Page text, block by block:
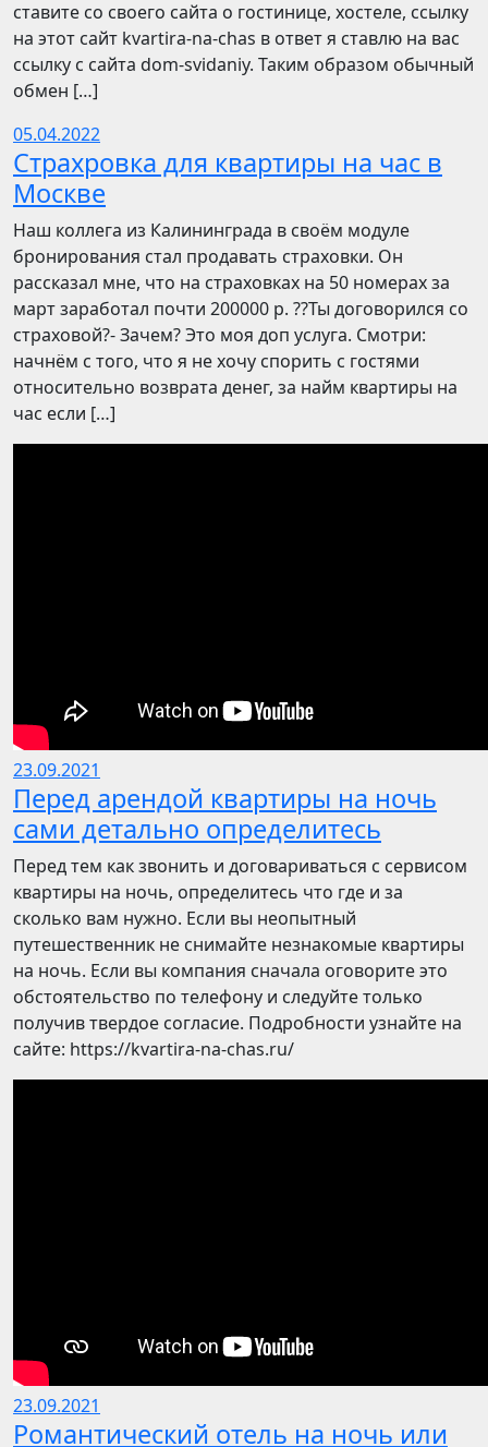
ставите со своего сайта о гостинице, хостеле, ссылку
на этот сайт kvartira-na-chas в ответ я ставлю на вас
ссылку с сайта dom-svidaniy. Таким образом обычный
обмен […]
05.04.2022
Страхровка для квартиры на час в
Москве
Наш коллега из Калининграда в своём модуле
бронирования стал продавать страховки. Он
рассказал мне, что на страховках на 50 номерах за
март заработал почти 200000 р. ??Ты договорился со
страховой?- Зачем? Это моя доп услуга. Смотри:
начнём с того, что я не хочу спорить с гостями
относительно возврата денег, за найм квартиры на
час если […]
23.09.2021
Перед арендой квартиры на ночь
сами детально определитесь
Перед тем как звонить и договариваться с сервисом
квартиры на ночь, определитесь что где и за
сколько вам нужно. Если вы неопытный
путешественник не снимайте незнакомые квартиры
на ночь. Если вы компания сначала оговорите это
обстоятельство по телефону и следуйте только
получив твердое согласие. Подробности узнайте на
сайте: https://kvartira-na-chas.ru/
23.09.2021
Романтический отель на ночь или